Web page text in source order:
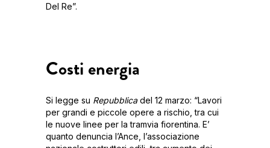
Del Re”.
Costi energia
Si legge su Repubblicadel 12 marzo: “Lavori
per grandi e piccole opere a rischio, tra cui
le nuove linee per la tramvia fiorentina. E’
quanto denuncia l’Ance, l’associazione